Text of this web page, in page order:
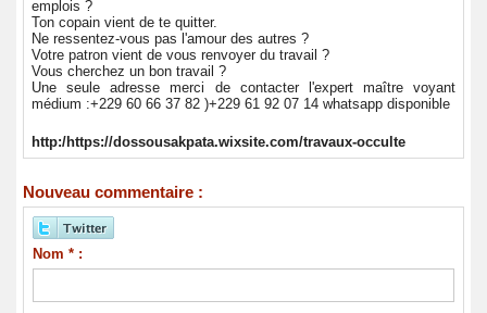
emplois ?
Ton copain vient de te quitter.
Ne ressentez-vous pas l'amour des autres ?
Votre patron vient de vous renvoyer du travail ?
Vous cherchez un bon travail ?
Une seule adresse merci de contacter l'expert maître voyant
médium :+229 60 66 37 82 )+229 61 92 07 14 whatsapp disponible
http:/https://dossousakpata.wixsite.com/travaux-occulte
Nouveau commentaire :
Nom * :